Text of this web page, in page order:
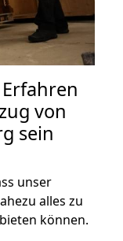
von
sein
unser
alles zu
können.